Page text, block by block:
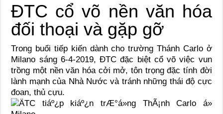
ĐTC cổ võ nền văn hóa
đối thoại và gặp gỡ
Trong buổi tiếp kiến dành cho trường Thánh Carlo ở
Milano sáng 6-4-2019, ĐTC đặc biệt cổ võ việc vun
trồng một nền văn hóa cởi mở, tôn trọng đặc tính đời
lành mạnh của Nhà Nước và tránh những thái độ cực
đoan, thủ cựu.